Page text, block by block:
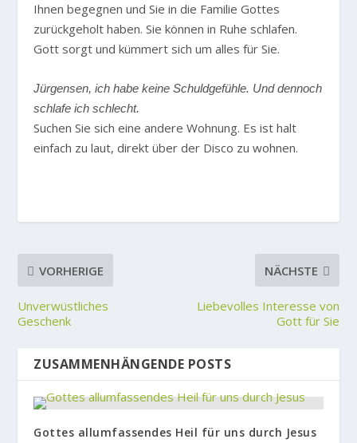
Ihnen begegnen und Sie in die Familie Gottes
zurückgeholt haben. Sie können in Ruhe schlafen.
Gott sorgt und kümmert sich um alles für Sie.
Jürgensen, ich habe keine Schuldgefühle. Und dennoch
schlafe ich schlecht.
Suchen Sie sich eine andere Wohnung. Es ist halt
einfach zu laut, direkt über der Disco zu wohnen.
VORHERIGE
Unverwüstliches
Geschenk
NÄCHSTE
Liebevolles Interesse von
Gott für Sie
ZUSAMMENHÄNGENDE POSTS
Gottes allumfassendes Heil für uns durch Jesus